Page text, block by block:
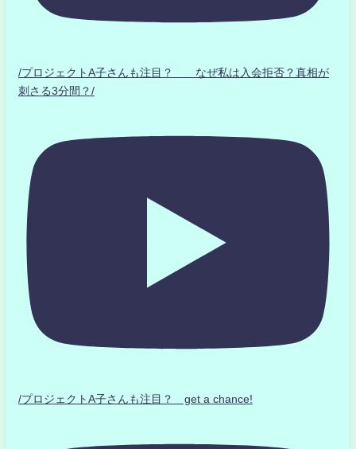
/プロジェクトA子さんも注目？ なぜ私は入会拒否？真相が
刺さる3分間？/
/プロジェクトA子さんも注目？ get a chance!